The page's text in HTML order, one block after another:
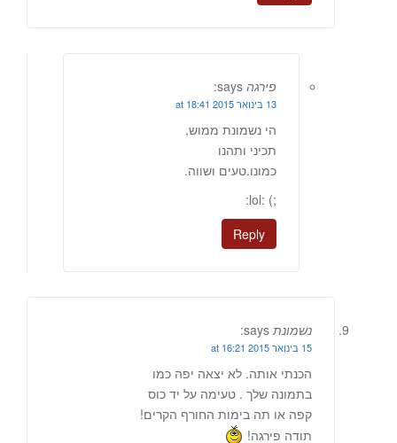
פירגה says:
13 בינואר 2015 at 18:41
הי נשמונת ממוש,
תכיני ותהנו
כמונו.טעים ושווה.
;) :lol:
Reply
נשמונת says:
15 בינואר 2015 at 16:21
הכנתי אותה. לא יצאה יפה כמו
בתמונה שלך . טעימה על יד כוס
קפה או תה בימות החורף הקרים!
תודה פירגה!